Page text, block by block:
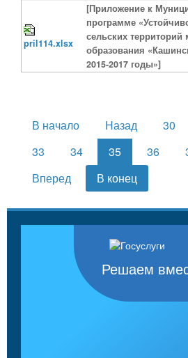
pril114.xlsx
[Приложение к
программе
сельских
образования
2015-2017 годы»]
В начало Назад 30
33
34 35 36
Вперед
В конец
Решаем